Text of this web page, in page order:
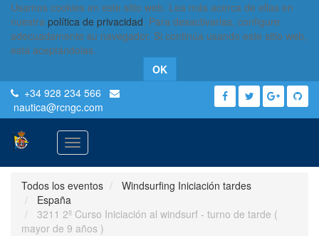
Usamos cookies en este sitio web. Lea más acerca de ellas en
nuestra política de privacidad. Para desactivarlas, configure
adecuadamente su navegador. Si continúa usando este sitio web,
está aceptándolas.
OK
+34 928 234 566
nautica@rcngc.com
Activar
navegación
Todos los eventos
Windsurfing Iniciación tardes
España
3211 2º Curso Iniciación al windsurf - turno de tarde (
mayor de 9 años )